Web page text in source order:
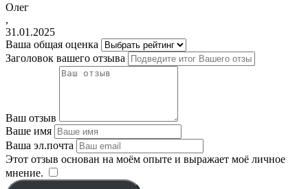
Олег
,
31.01.2025
Ваша общая оценка
Заголовок вашего отзыва
Ваш отзыв
Ваше имя
Ваша эл.почта
Этот отзыв основан на моём опыте и выражает моё личное
мнение.